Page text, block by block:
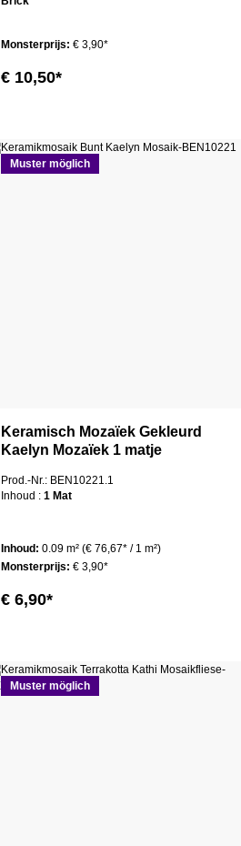
Monsterprijs: € 3,90*
€ 10,50*
Muster möglich
Keramisch Mozaïek Gekleurd
Kaelyn Mozaïek 1 matje
Prod.-Nr.: BEN10221.1
Inhoud : 1 Mat
Inhoud: 0.09 m² (€ 76,67* / 1 m²)
Monsterprijs: € 3,90*
€ 6,90*
Muster möglich